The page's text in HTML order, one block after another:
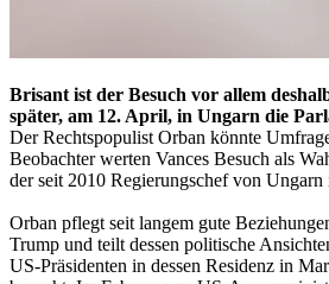
Brisant ist der Besuch vor allem
später, am 12. April, in Ungarn die
Der Rechtspopulist Orban könnte
Beobachter werten Vances Besuch als
der seit 2010 Regierungschef von Ungarn
Orban pflegt seit langem gute
Trump und teilt dessen politische
US-Präsidenten in dessen Residenz in